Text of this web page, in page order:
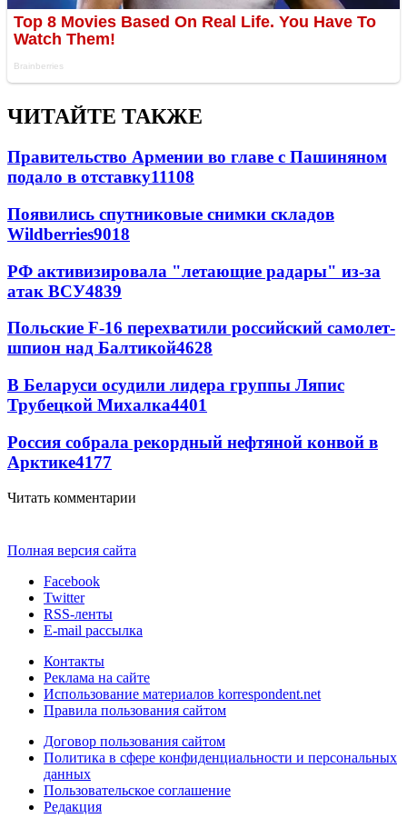
ЧИТАЙТЕ ТАКЖЕ
Правительство Армении во главе с Пашиняном
подало в отставку11108
Появились спутниковые снимки складов
Wildberries9018
РФ активизировала "летающие радары" из-за
атак ВСУ4839
Польские F-16 перехватили российский самолет-
шпион над Балтикой4628
В Беларуси осудили лидера группы Ляпис
Трубецкой Михалка4401
Россия собрала рекордный нефтяной конвой в
Арктике4177
Читать комментарии
Полная версия сайта
Facebook
Twitter
RSS-ленты
E-mail рассылка
Контакты
Реклама на сайте
Использование материалов korrespondent.net
Правила пользования сайтом
Договор пользования сайтом
Политика в сфере конфиденциальности и персональных
данных
Пользовательское соглашение
Редакция